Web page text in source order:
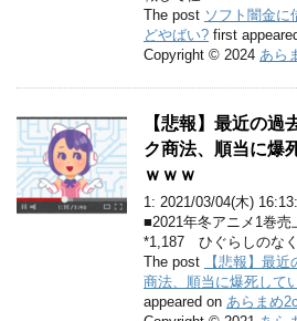
The post ソフト闇金に
どやばい? first
Copyright © 2024 あら
【悲報】最近の過
ク商法、順当に爆
ｗｗｗ
1: 2021/03/04(木)
■2021年冬アニメ1巻
*1,187 ひぐらしのな
The post
【悲報】最
商法、順当に爆死して
appeared on あらまめ